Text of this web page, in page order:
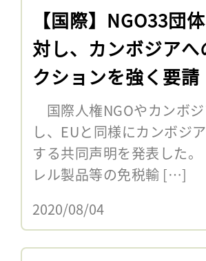
【国際】NGO33団
対し、カンボジア
クションを強く要請
国際人権NGOやカンボ
し、EUと同様にカンボジ
する共同声明を発表した
レル製品等の免税輸 […]
2020/08/04